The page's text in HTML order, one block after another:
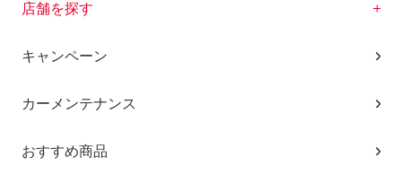
店舗を探す
キャンペーン
カーメンテナンス
おすすめ商品